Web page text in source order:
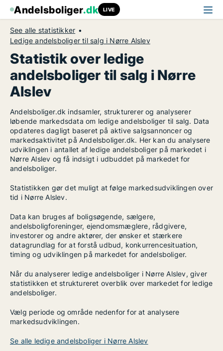
Andelsboliger.dk LIVE
See alle statistikker
Ledige andelsboliger til salg i Nørre Alslev
Statistik over ledige
andelsboliger til salg i Nørre
Alslev
Andelsboliger.dk indsamler, strukturerer og analyserer
løbende markedsdata om ledige andelsboliger til salg. Data
opdateres dagligt baseret på aktive salgsannoncer og
markedsaktivitet på Andelsboliger.dk. Her kan du analysere
udviklingen i antallet af ledige andelsboliger på markedet i
Nørre Alslev og få indsigt i udbuddet på markedet for
andelsboliger.
Statistikken gør det muligt at følge markedsudviklingen over
tid i Nørre Alslev.
Data kan bruges af boligsøgende, sælgere,
andelsboligforeninger, ejendomsmæglere, rådgivere,
investorer og andre aktører, der ønsker et stærkere
datagrundlag for at forstå udbud, konkurrencesituation,
timing og udviklingen på markedet for andelsboliger.
Når du analyserer ledige andelsboliger i Nørre Alslev, giver
statistikken et struktureret overblik over markedet for ledige
andelsboliger.
Vælg periode og område nedenfor for at analysere
markedsudviklingen.
Se alle ledige andelsboliger i Nørre Alslev